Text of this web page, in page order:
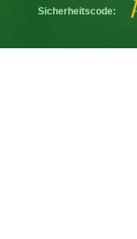
Sicherheitscode: